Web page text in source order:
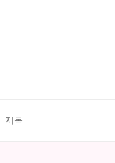
제목